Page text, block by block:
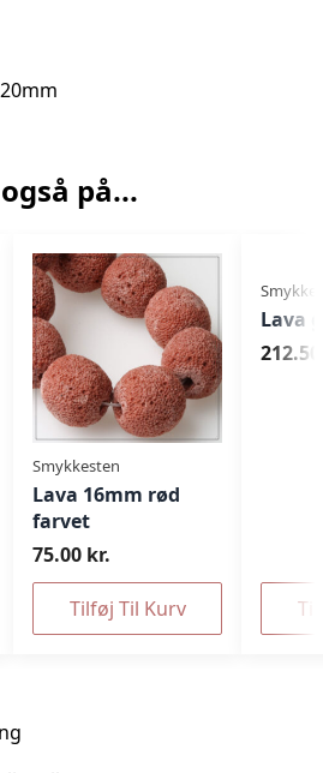
på...
Smykkesten
Lava 16mm rød
farvet
75.00 kr.
Tilføj Til Kurv
Lava